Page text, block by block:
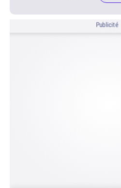
Publicité